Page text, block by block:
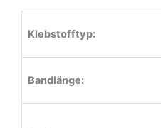
Klebstofftyp:
Bandlänge: